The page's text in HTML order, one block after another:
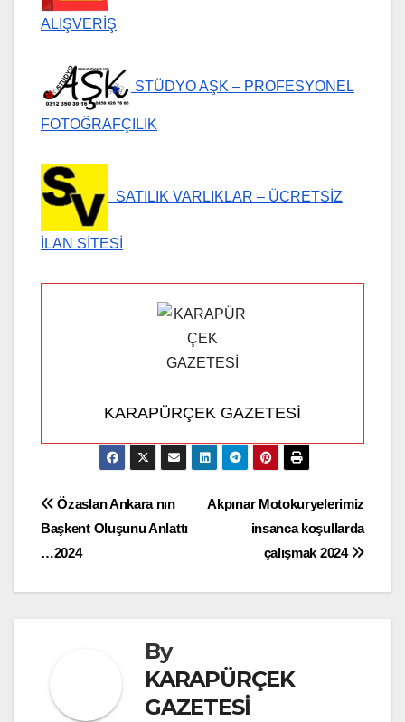
ALIŞVERİŞ
STÜDYO AŞK – PROFESYONEL
FOTOĞRAFÇILIK
SATILIK VARLIKLAR – ÜCRETSİZ
İLAN SİTESİ
KARAPÜRÇEK GAZETESİ
Yazı
gezinmesi
Akpınar Motokuryelerimiz
insanca koşullarda
çalışmak 2024
Özaslan Ankara nın
Başkent Oluşunu Anlattı
…2024
By
KARAPÜRÇEK
GAZETESİ